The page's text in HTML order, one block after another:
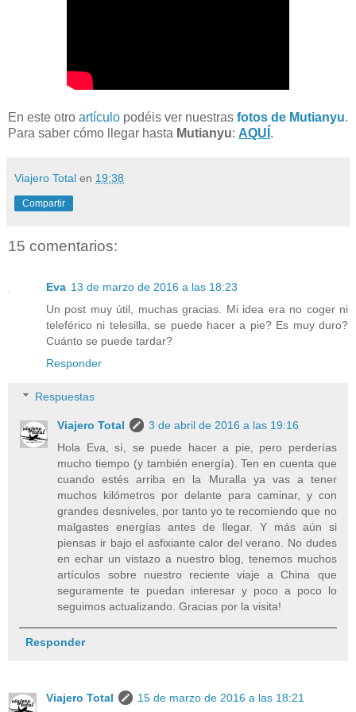
En este otro artículo podéis ver nuestras fotos de Mutianyu.
Para saber cómo llegar hasta Mutianyu: AQUÍ .
Viajero Total en 19:38
Compartir
15 comentarios:
Eva 13 de marzo de 2016 a las 18:23
Un post muy útil, muchas gracias. Mi idea era no coger ni
teleférico ni telesilla, se puede hacer a pie? Es muy duro?
Cuánto se puede tardar?
Responder
Respuestas
Viajero Total
3 de abril de 2016 a las 19:16
Hola Eva, sí, se puede hacer a pie, pero perderías
mucho tiempo (y también energía). Ten en cuenta que
cuando estés arriba en la Muralla ya vas a tener
muchos kilómetros por delante para caminar, y con
grandes desniveles, por tanto yo te recomiendo que no
malgastes energías antes de llegar. Y más aún si
piensas ir bajo el asfixiante calor del verano. No dudes
en echar un vistazo a nuestro blog, tenemos muchos
artículos sobre nuestro reciente viaje a China que
seguramente te puedan interesar y poco a poco lo
seguimos actualizando. Gracias por la visita!
Responder
Viajero Total 15 de marzo de 2016 a las 18:21